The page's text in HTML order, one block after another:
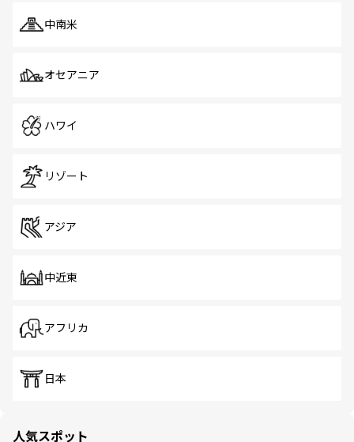
中南米
オセアニア
ハワイ
リゾート
アジア
中近東
アフリカ
日本
人気スポット